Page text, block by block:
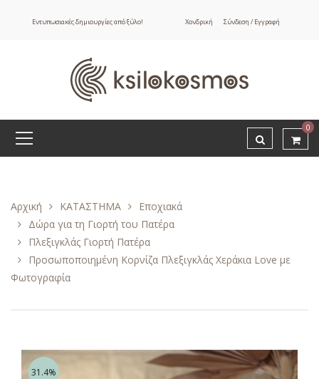
Εντυπωσιακές δημιουργίες από ξύλο! Χονδρική Σύνδεση / Εγγραφή
0
Αρχική ΚΑΤΑΣΤΗΜΑ
Εποχιακά
Δώρα για τη Γιορτή του Πατέρα
Πλεξιγκλάς Γιορτή Πατέρα
Προσωποποιημένη Κορνίζα Πλεξιγκλάς Χεράκια Love με
Φωτογραφία
31.4%